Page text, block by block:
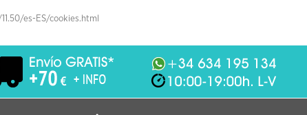
es-ES/cookies.html